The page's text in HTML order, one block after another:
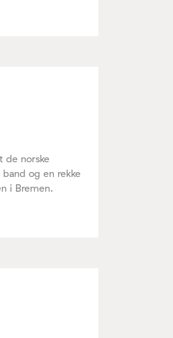
de norske
og en rekke
i Bremen.